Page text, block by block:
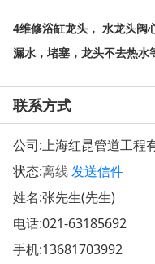
4维修浴缸龙头， 水龙头阀
漏水，堵塞，龙头不去热水
联系方式
公司:上海红昆管道工程
状态:离线发送信件
姓名:张先生(先生)
电话:021-63185692
手机:13681703992